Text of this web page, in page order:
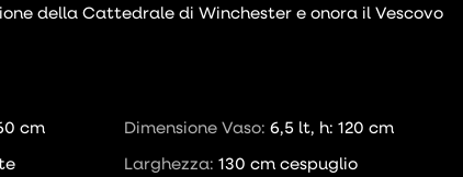
della Cattedrale di Winchester e onora il Vescovo
cm Dimensione Vaso:6,5 lt, h: 120 cm
Larghezza:130 cm cespuglio